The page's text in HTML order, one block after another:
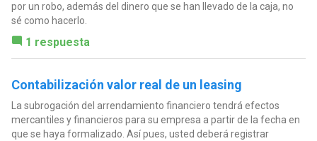
por un robo, además del dinero que se han llevado de la caja, no
sé como hacerlo.
1 respuesta
Contabilización valor real de un leasing
La subrogación del arrendamiento financiero tendrá efectos
mercantiles y financieros para su empresa a partir de la fecha en
que se haya formalizado. Así pues, usted deberá registrar